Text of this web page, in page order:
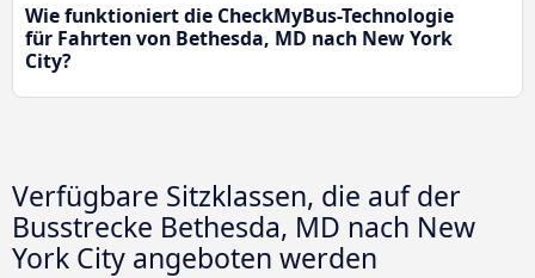
Wie funktioniert die CheckMyBus-Technologie
für Fahrten von Bethesda, MD nach New York
City?
Verfügbare Sitzklassen, die auf der
Busstrecke Bethesda, MD nach New
York City angeboten werden